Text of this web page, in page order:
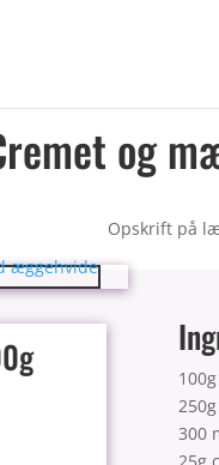
og
Opskrift på
300
25g